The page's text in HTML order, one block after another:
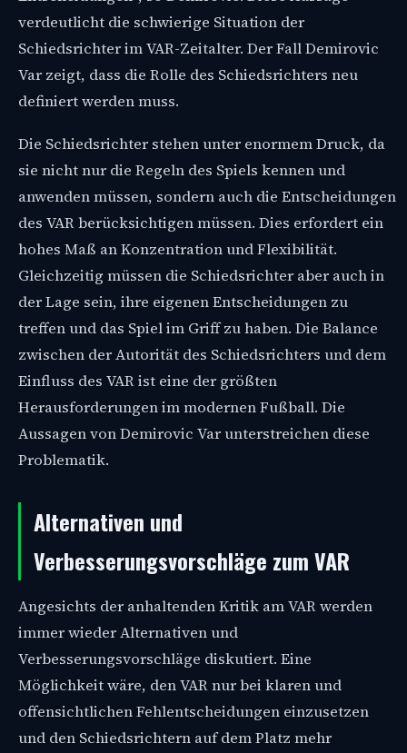
verdeutlicht die schwierige Situation der
Schiedsrichter im VAR-Zeitalter. Der Fall Demirovic
Var zeigt, dass die Rolle des Schiedsrichters neu
definiert werden muss.
Die Schiedsrichter stehen unter enormem Druck, da
sie nicht nur die Regeln des Spiels kennen und
anwenden müssen, sondern auch die Entscheidungen
des VAR berücksichtigen müssen. Dies erfordert ein
hohes Maß an Konzentration und Flexibilität.
Gleichzeitig müssen die Schiedsrichter aber auch in
der Lage sein, ihre eigenen Entscheidungen zu
treffen und das Spiel im Griff zu haben. Die Balance
zwischen der Autorität des Schiedsrichters und dem
Einfluss des VAR ist eine der größten
Herausforderungen im modernen Fußball. Die
Aussagen von Demirovic Var unterstreichen diese
Problematik.
Alternativen und
Verbesserungsvorschläge zum VAR
Angesichts der anhaltenden Kritik am VAR werden
immer wieder Alternativen und
Verbesserungsvorschläge diskutiert. Eine
Möglichkeit wäre, den VAR nur bei klaren und
offensichtlichen Fehlentscheidungen einzusetzen
und den Schiedsrichtern auf dem Platz mehr